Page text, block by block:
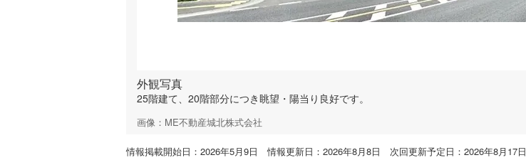
外観写真
25階建て、20階部分につき眺望・陽当り良好です。
画像：ME不動産城北株式会社
情報掲載開始日：2026年5月9日 情報更新日：2026年8月8日 次回更新予定日：2026年8月17日